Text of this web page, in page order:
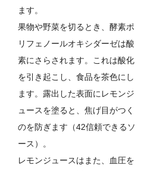
ます。
果物や野菜を切るとき、酵素ポ
リフェノールオキシダーゼは酸
素にさらされます。これは酸化
を引き起こし、食品を茶色にし
ます。露出した表面にレモンジ
ュースを塗ると、焦げ目がつく
のを防ぎます（42信頼できるソ
ース ）。
レモンジュースはまた、血圧を